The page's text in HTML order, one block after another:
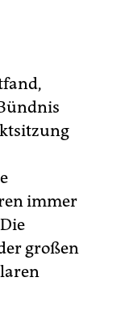
immer
großen